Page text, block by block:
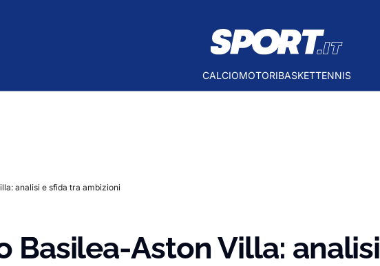
CALCIOMOTORIBASKETTENNIS
analisi e sfida tra ambizioni
Basilea-Aston Villa: analisi